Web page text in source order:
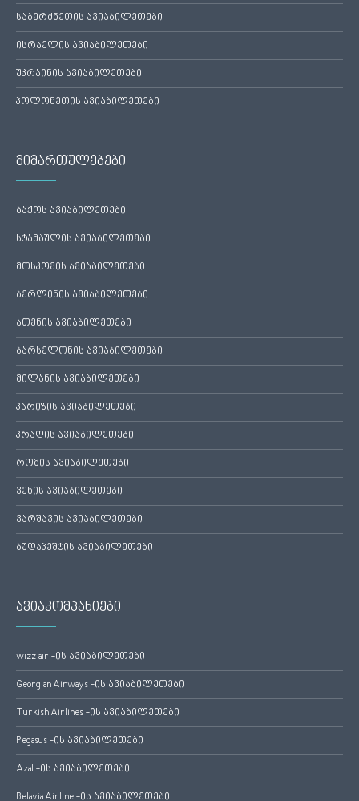
საბერძნეთის ავიაბილეთები
ისრაელის ავიაბილეთები
უკრაინის ავიაბილეთები
პოლონეთის ავიაბილეთები
მიმართულებები
ბაქოს ავიაბილეთები
სტამბულის ავიაბილეთები
მოსკოვის ავიაბილეთები
ბერლინის ავიაბილეთები
ათენის ავიაბილეთები
ბარსელონის ავიაბილეთები
მილანის ავიაბილეთები
პარიზის ავიაბილეთები
პრაღის ავიაბილეთები
რომის ავიაბილეთები
ვენის ავიაბილეთები
ვარშავის ავიაბილეთები
ბუდაპეშტის ავიაბილეთები
ავიაკომპანიები
wizz air -ის ავიაბილეთები
Georgian Airways -ის ავიაბილეთები
Turkish Airlines -ის ავიაბილეთები
Pegasus -ის ავიაბილეთები
Azal -ის ავიაბილეთები
Belavia Airline -ის ავიაბილეთები